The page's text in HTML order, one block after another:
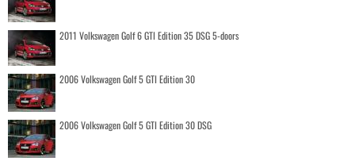
2011 Volkswagen Golf 6 GTI Edition 35 DSG 5-doors
2006 Volkswagen Golf 5 GTI Edition 30
2006 Volkswagen Golf 5 GTI Edition 30 DSG